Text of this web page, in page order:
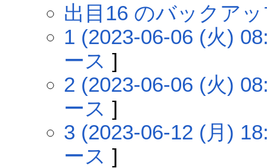
出目16 のバックア
1 (2023-06-06 (火)
ース ]
2 (2023-06-06 (火)
ース ]
3 (2023-06-12 (月)
ース ]